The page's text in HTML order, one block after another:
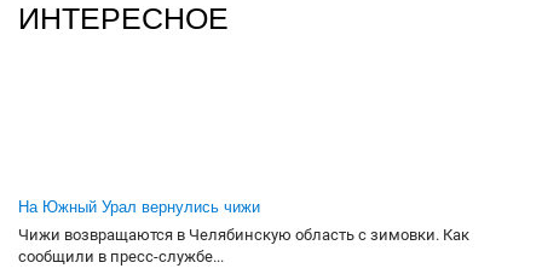
ИНТЕРЕСНОЕ
На Южный Урал вернулись чижи
Чижи возвращаются в Челябинскую область с зимовки. Как
сообщили в пресс-службе...